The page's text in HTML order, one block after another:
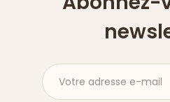
Votre adresse e-mail